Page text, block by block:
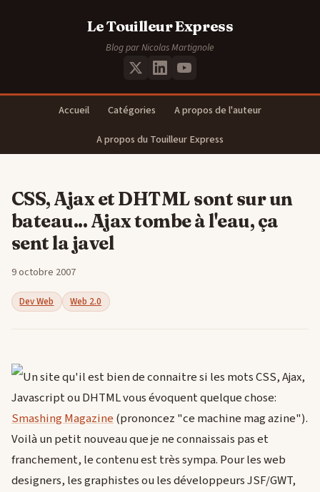
Le Touilleur Express
Blog par Nicolas Martignole
Accueil Catégories
A propos de l'auteur
A propos du Touilleur Express
CSS, Ajax et DHTML sont sur un
bateau... Ajax tombe à l'eau, ça
sent la javel
9 octobre 2007
Dev Web Web 2.0
Un site qu'il est bien de connaitre si les mots CSS, Ajax,
Javascript ou DHTML vous évoquent quelque chose:
Smashing Magazine(prononcez "ce machine mag azine").
Voilà un petit nouveau que je ne connaissais pas et
franchement, le contenu est très sympa. Pour les web
designers, les graphistes ou les développeurs JSF/GWT,